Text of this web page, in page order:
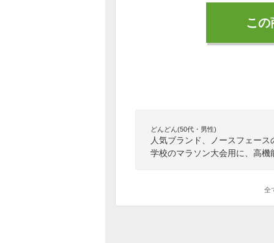
こ
どんどん(50代・男性)
人気ブランド、ノースフェー
学校のマラソン大会用に、高
全